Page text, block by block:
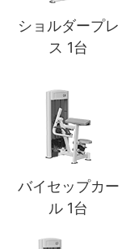
ショルダープレ
ス 1台
バイセップカー
ル 1台